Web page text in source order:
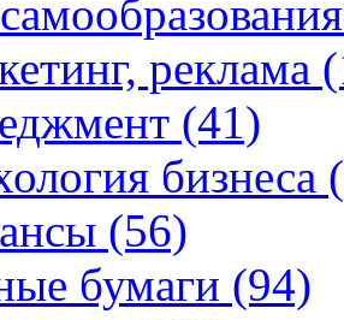
реклама
(41)
бизнеса
(56)
бумаги (94)